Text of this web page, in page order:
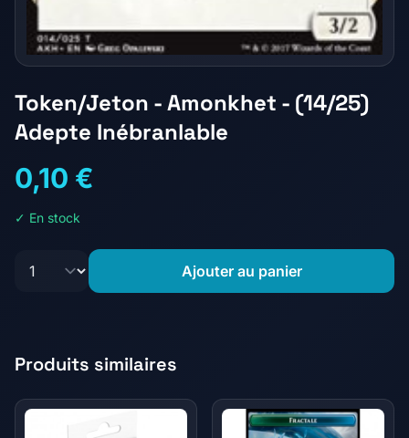
Token/Jeton - Amonkhet - (14/25)
Adepte Inébranlable
0,10 €
✓ En stock
Ajouter au panier
Produits similaires